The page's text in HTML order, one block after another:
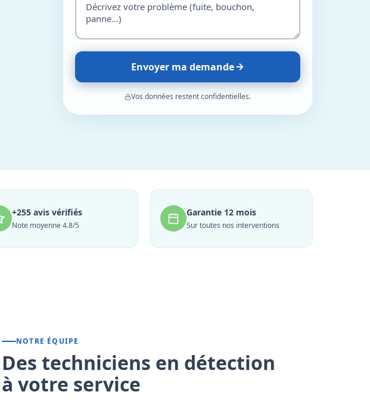
Envoyer ma demande
Vos données restent confidentielles.
+255 avis vérifiés
Note moyenne 4.8/5
Garantie 12 mois
Sur toutes nos interventions
NOTRE ÉQUIPE
Des techniciens en détection
à votre service